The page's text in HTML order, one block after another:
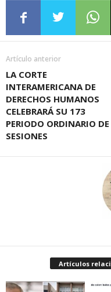
Artículo anterior
LA CORTE
INTERAMERICANA DE
DERECHOS HUMANOS
CELEBRARÁ SU 173
PERIODO ORDINARIO DE
SESIONES
Artículos